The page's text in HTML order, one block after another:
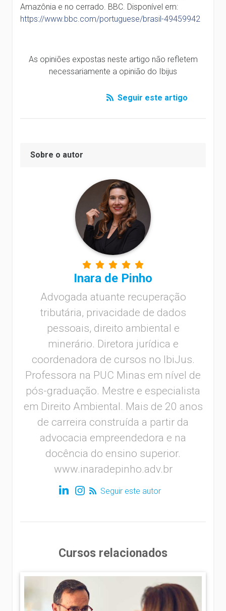
Amazônia e no cerrado. BBC. Disponível em:
https://www.bbc.com/portuguese/brasil-49459942
As opiniões expostas neste artigo não refletem
necessariamente a opinião do Ibijus
Seguir este artigo
Sobre o autor
Inara de Pinho
Advogada atuante recuperação
tributária, privacidade de dados
pessoais, direito ambiental e
minerário. Diretora jurídica e
coordenadora de cursos no IbiJus.
Professora na PUC Minas em nível de
pós-graduação. Mestre e especialista
em Direito Ambiental. Mais de 20 anos
de carreira construída a partir da
advocacia empreendedora e na
docência do ensino superior.
www.inaradepinho.adv.br
Seguir este autor
Cursos relacionados